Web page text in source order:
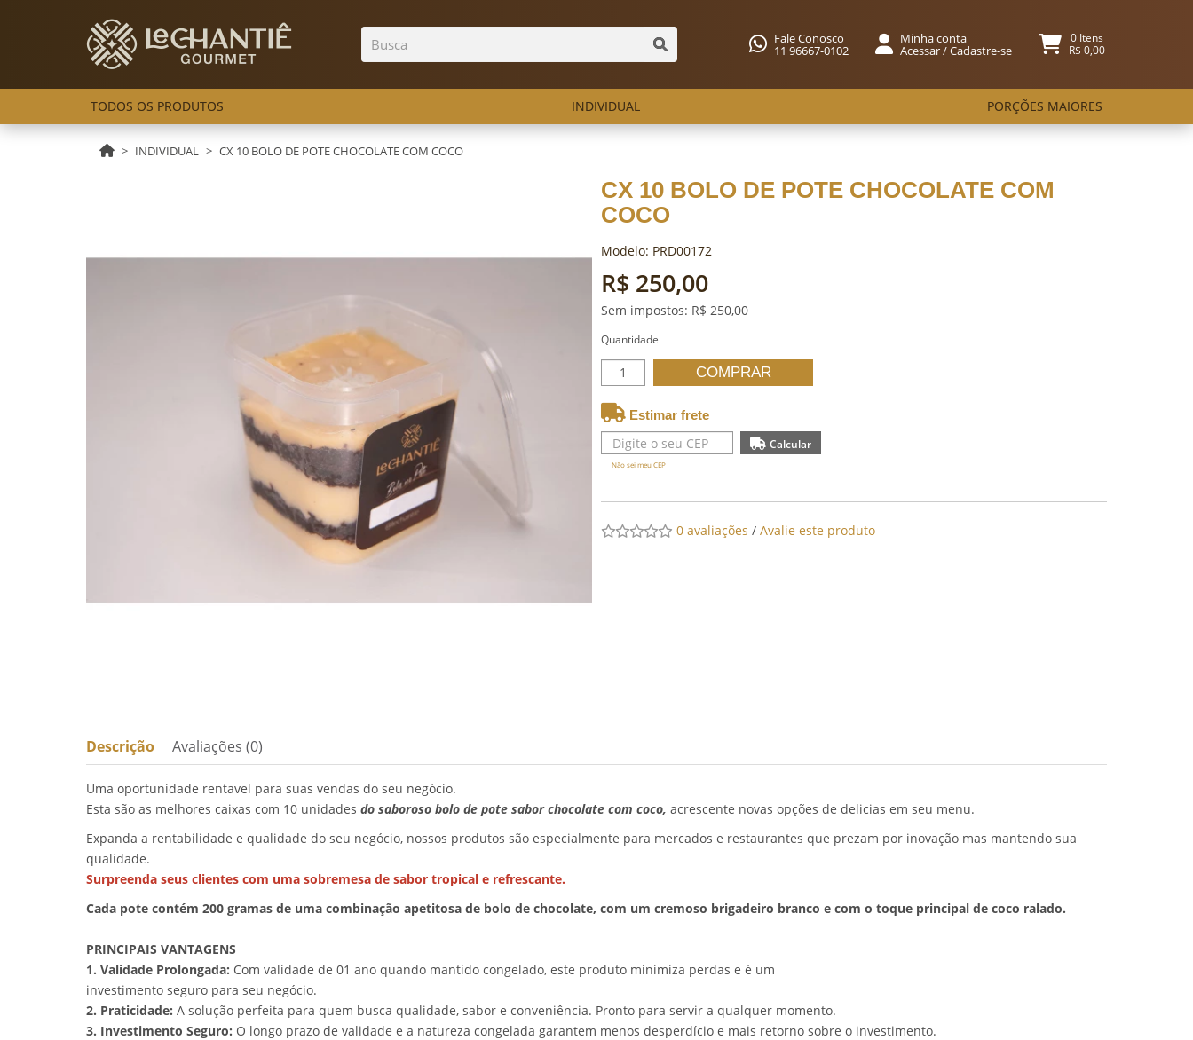
Fale Conosco
11 96667-0102
Minha conta
Acessar/Cadastre-se
0 Itens
R$ 0,00
TODOS OS PRODUTOS INDIVIDUAL PORÇÕES MAIORES
INDIVIDUAL CX 10 BOLO DE POTE CHOCOLATE COM COCO
CX 10 BOLO DE POTE CHOCOLATE COM
COCO
Modelo: PRD00172
R$ 250,00
Sem impostos: R$ 250,00
Quantidade
COMPRAR
Estimar frete
Não sei meu CEP
0 avaliações / Avalie este produto
Descrição Avaliações (0)
Uma oportunidade rentavel para suas vendas do seu negócio.
Esta são as melhores caixas com 10 unidades do saboroso bolo de pote sabor chocolate com coco, acrescente novas opções de delicias em seu menu.
Expanda a rentabilidade e qualidade do seu negócio, nossos produtos são especialmente para mercados e restaurantes que prezam por inovação mas mantendo sua
qualidade.
Surpreenda seus clientes com uma sobremesa de sabor tropical e refrescante.
Cada pote contém 200 gramas de uma combinação apetitosa de bolo de chocolate, com um cremoso brigadeiro branco e com o toque principal de coco ralado.
PRINCIPAIS VANTAGENS
1. Validade Prolongada: Com validade de 01 ano quando mantido congelado, este produto minimiza perdas e é um
investimento seguro para seu negócio.
2. Praticidade: A solução perfeita para quem busca qualidade, sabor e conveniência. Pronto para servir a qualquer momento.
3. Investimento Seguro: O longo prazo de validade e a natureza congelada garantem menos desperdício e mais retorno sobre o investimento.